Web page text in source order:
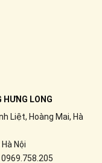
HƯNG LONG
Liệt, Hoàng Mai, Hà
Nội